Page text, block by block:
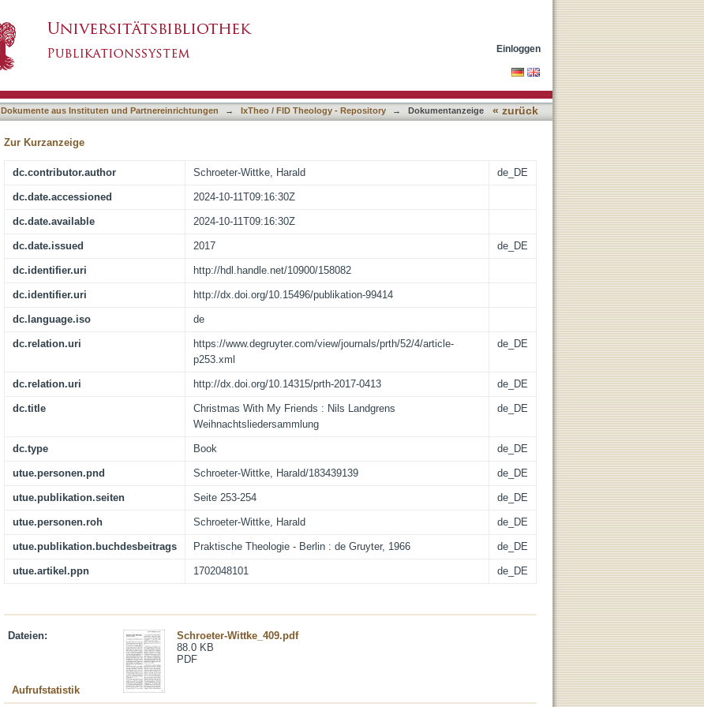
Einloggen
Dokumente aus Instituten und Partnereinrichtungen → IxTheo / FID Theology - Repository → Dokumentanzeige « zurück
Zur Kurzanzeige
dc.contributor.author Schroeter-Wittke, Harald de_DE
dc.date.accessioned 2024-10-11T09:16:30Z
dc.date.available 2024-10-11T09:16:30Z
dc.date.issued 2017 de_DE
dc.identifier.uri http://hdl.handle.net/10900/158082
dc.identifier.uri http://dx.doi.org/10.15496/publikation-99414
dc.language.iso de
dc.relation.uri
https://www.degruyter.com/view/journals/prth/52/4/article-
p253.xml
de_DE
dc.relation.uri http://dx.doi.org/10.14315/prth-2017-0413 de_DE
dc.title
Christmas With My Friends : Nils Landgrens
Weihnachtsliedersammlung
de_DE
dc.type Book de_DE
utue.personen.pnd Schroeter-Wittke, Harald/183439139 de_DE
utue.publikation.seiten Seite 253-254 de_DE
utue.personen.roh Schroeter-Wittke, Harald de_DE
utue.publikation.buchdesbeitrags Praktische Theologie - Berlin : de Gruyter, 1966 de_DE
utue.artikel.ppn 1702048101 de_DE
Dateien:
Schroeter-Wittke_409.pdf
88.0 KB
PDF
Aufrufstatistik